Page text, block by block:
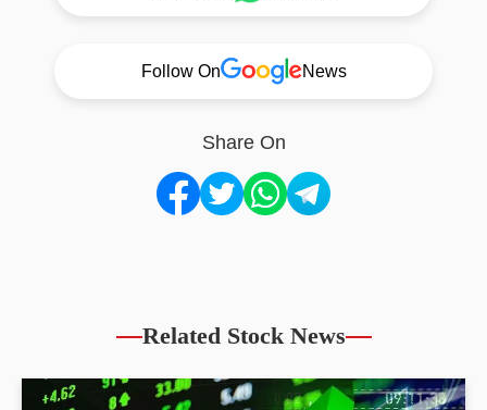
Follow On News
Share On
Related Stock News